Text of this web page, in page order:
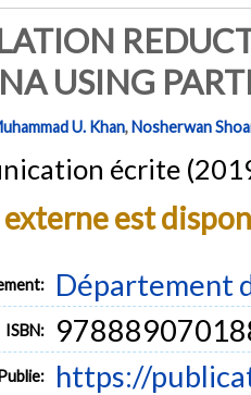
USING
U. Khan,Nosherwan
écrite
est
Département
ISBN:
https://